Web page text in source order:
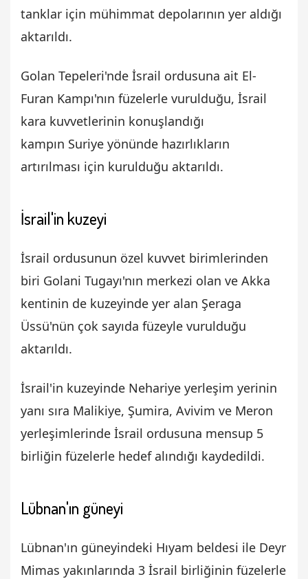
tanklar için mühimmat depolarının yer aldığı
aktarıldı.
Golan Tepeleri'nde İsrail ordusuna ait El-
Furan Kampı'nın füzelerle vurulduğu, İsrail
kara kuvvetlerinin konuşlandığı
kampın Suriye yönünde hazırlıkların
artırılması için kurulduğu aktarıldı.
İsrail'in kuzeyi
İsrail ordusunun özel kuvvet birimlerinden
biri Golani Tugayı'nın merkezi olan ve Akka
kentinin de kuzeyinde yer alan Şeraga
Üssü'nün çok sayıda füzeyle vurulduğu
aktarıldı.
İsrail'in kuzeyinde Nehariye yerleşim yerinin
yanı sıra Malikiye, Şumira, Avivim ve Meron
yerleşimlerinde İsrail ordusuna mensup 5
birliğin füzelerle hedef alındığı kaydedildi.
Lübnan'ın güneyi
Lübnan'ın güneyindeki Hıyam beldesi ile Deyr
Mimas yakınlarında 3 İsrail birliğinin füzelerle